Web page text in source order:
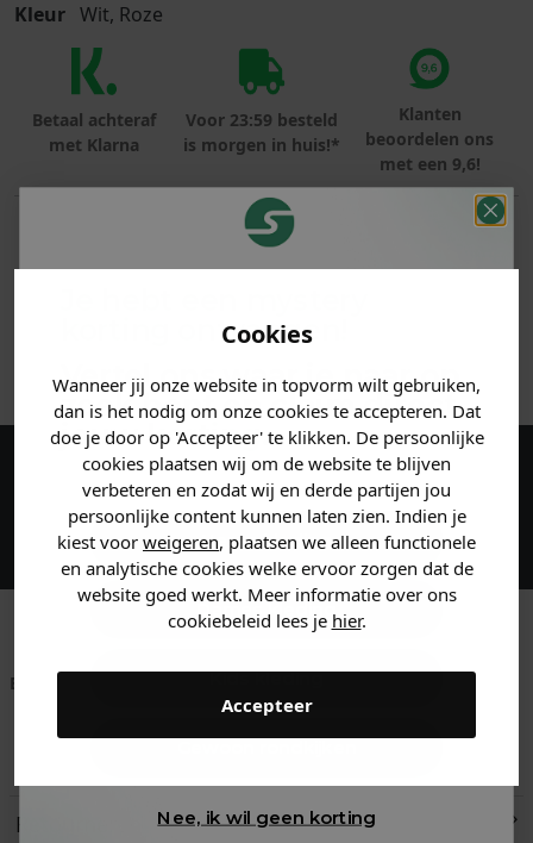
Cookies
Wanneer jij onze website in topvorm wilt gebruiken,
dan is het nodig om onze cookies te accepteren. Dat
doe je door op 'Accepteer' te klikken. De persoonlijke
cookies plaatsen wij om de website te blijven
verbeteren en zodat wij en derde partijen jou
persoonlijke content kunnen laten zien. Indien je
kiest voor weigeren, plaatsen we alleen functionele
en analytische cookies welke ervoor zorgen dat de
website goed werkt. Meer informatie over ons
cookiebeleid lees je hier.
Accepteer
Kleur Wit, Roze
Betaal achteraf
met Klarna
Voor 23:59 besteld
is morgen in huis!*
Klanten
beoordelen ons
met een 9,6!
PRODUCTINFORMATIE
Maak een account aan en ontvang 5%
korting op je eerste bestelling!
Betaal achteraf met
is morgen in huis!*
Retourneren
korting ontvangen!
Vertel ons waar je naar op
zoek bent en claim direct
jouwkorting.
Heren kleding
Dames kleding
Kids kleding
Nee, ik wil geen korting